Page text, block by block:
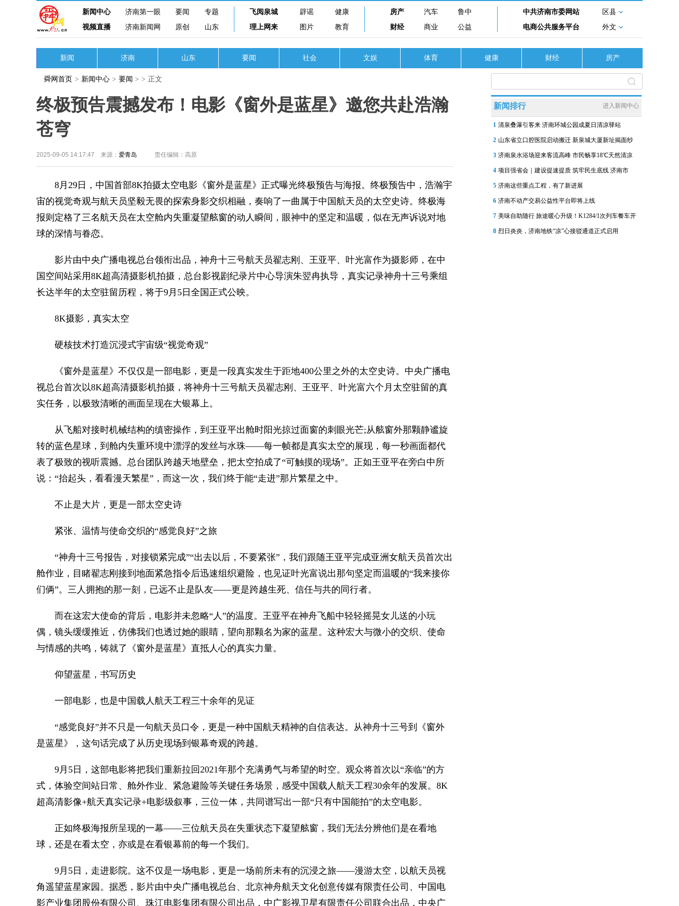
新闻中心 济南第一眼 要闻
专题
视频直播
济南新闻网 原创 山东
飞阅泉城 辟谣
健康
理上网来
图片 教育
房产 汽车
鲁中
财经
商业 公益
中共济南市委网站
区县
电商公共服务平台
外文
新闻 济南 山东 要闻 社会 文娱 体育 健康 财经 房产
舜网首页 > 新闻中心 > 要闻 > > 正文
终极预告震撼发布！电影《窗外是蓝星》邀您共赴浩瀚
苍穹
2025-09-05 14:17:47 来源： 爱青岛 责任编辑：高原
8月29日，中国首部8K拍摄太空电影《窗外是蓝星》正式曝光终极预告与海报。终极预告中，浩瀚宇
宙的视觉奇观与航天员坚毅无畏的探索身影交织相融，奏响了一曲属于中国航天员的太空史诗。终极海
报则定格了三名航天员在太空舱内失重凝望舷窗的动人瞬间，眼神中的坚定和温暖，似在无声诉说对地
球的深情与眷恋。
影片由中央广播电视总台领衔出品，神舟十三号航天员翟志刚、王亚平、叶光富作为摄影师，在中
国空间站采用8K超高清摄影机拍摄，总台影视剧纪录片中心导演朱翌冉执导，真实记录神舟十三号乘组
长达半年的太空驻留历程，将于9月5日全国正式公映。
8K摄影，真实太空
硬核技术打造沉浸式宇宙级“视觉奇观”
《窗外是蓝星》不仅仅是一部电影，更是一段真实发生于距地400公里之外的太空史诗。中央广播电
视总台首次以8K超高清摄影机拍摄，将神舟十三号航天员翟志刚、王亚平、叶光富六个月太空驻留的真
实任务，以极致清晰的画面呈现在大银幕上。
从飞船对接时机械结构的缜密操作，到王亚平出舱时阳光掠过面窗的刺眼光芒;从舷窗外那颗静谧旋
转的蓝色星球，到舱内失重环境中漂浮的发丝与水珠——每一帧都是真实太空的展现，每一秒画面都代
表了极致的视听震撼。总台团队跨越天地壁垒，把太空拍成了“可触摸的现场”。正如王亚平在旁白中所
说：“抬起头，看看漫天繁星”，而这一次，我们终于能“走进”那片繁星之中。
不止是大片，更是一部太空史诗
紧张、温情与使命交织的“感觉良好”之旅
“神舟十三号报告，对接锁紧完成”“出去以后，不要紧张”，我们跟随王亚平完成亚洲女航天员首次出
舱作业，目睹翟志刚接到地面紧急指令后迅速组织避险，也见证叶光富说出那句坚定而温暖的“我来接你
们俩”。三人拥抱的那一刻，已远不止是队友——更是跨越生死、信任与共的同行者。
而在这宏大使命的背后，电影并未忽略“人”的温度。王亚平在神舟飞船中轻轻摇晃女儿送的小玩
偶，镜头缓缓推近，仿佛我们也透过她的眼睛，望向那颗名为家的蓝星。这种宏大与微小的交织、使命
与情感的共鸣，铸就了《窗外是蓝星》直抵人心的真实力量。
仰望蓝星，书写历史
一部电影，也是中国载人航天工程三十余年的见证
“感觉良好”并不只是一句航天员口令，更是一种中国航天精神的自信表达。从神舟十三号到《窗外
是蓝星》，这句话完成了从历史现场到银幕奇观的跨越。
9月5日，这部电影将把我们重新拉回2021年那个充满勇气与希望的时空。观众将首次以“亲临”的方
式，体验空间站日常、舱外作业、紧急避险等关键任务场景，感受中国载人航天工程30余年的发展。8K
超高清影像+航天真实记录+电影级叙事，三位一体，共同谱写出一部“只有中国能拍”的太空电影。
正如终极海报所呈现的一幕——三位航天员在失重状态下凝望舷窗，我们无法分辨他们是在看地
球，还是在看太空，亦或是在看银幕前的每一个我们。
9月5日，走进影院。这不仅是一场电影，更是一场前所未有的沉浸之旅——漫游太空，以航天员视
角遥望蓝星家园。据悉，影片由中央广播电视总台、北京神舟航天文化创意传媒有限责任公司、中国电
影产业集团股份有限公司、珠江电影集团有限公司出品，中广影视卫星有限责任公司联合出品，中央广
新闻排行 进入新闻中心
1 清泉叠瀑引客来 济南环城公园成夏日清凉驿站
2 山东省立口腔医院启动搬迁 新泉城大厦新址揭面纱
3 济南泉水浴场迎来客流高峰 市民畅享18℃天然清凉
4 项目强省会｜建设提速提质 筑牢民生底线 济南市
5 济南这些重点工程，有了新进展
6 济南不动产交易公益性平台即将上线
7 美味自助随行 旅途暖心升级！K1284/1次列车餐车开
8 烈日炎炎，济南地铁“凉”心接驳通道正式启用